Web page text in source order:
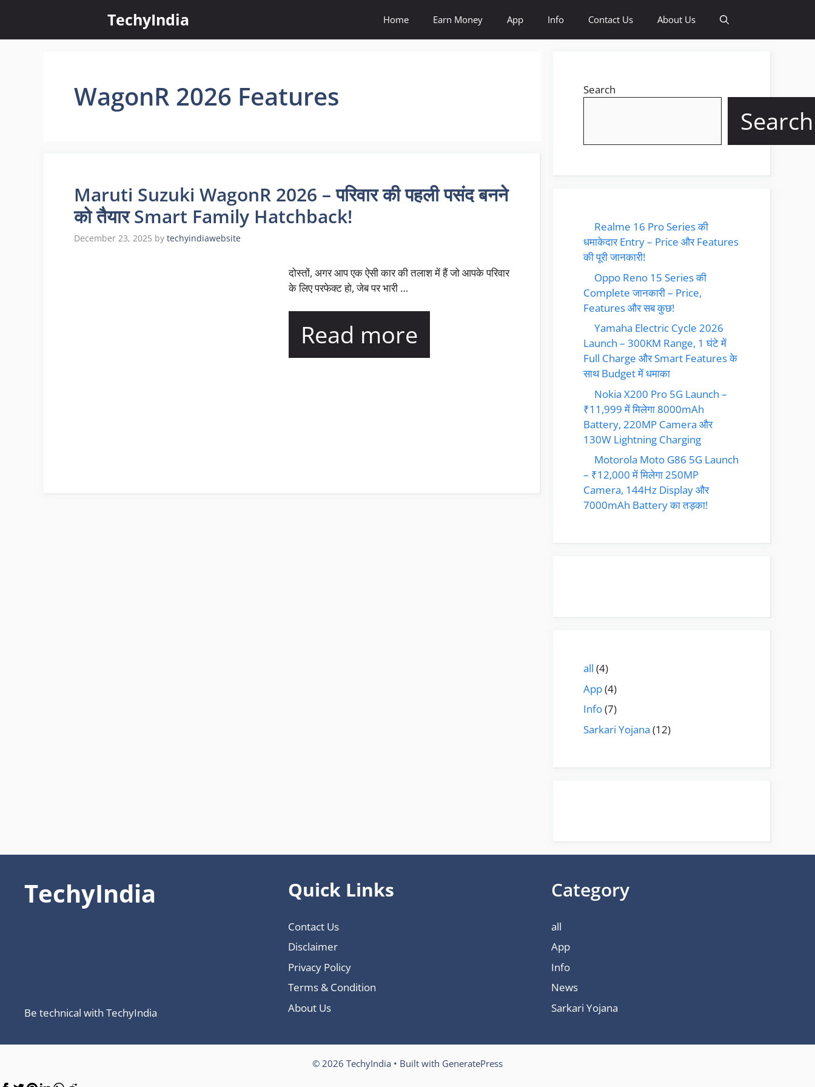
content
TechyIndia Home Earn Money App Info Contact Us About Us
WagonR 2026 Features
Maruti Suzuki WagonR 2026 – परिवार की पहली पसंद बनने
को तैयार Smart Family Hatchback!
December 23, 2025 by techyindiawebsite
दोस्तों, अगर आप एक ऐसी कार की तलाश में हैं जो आपके परिवार
के लिए परफेक्ट हो, जेब पर भारी …
Read more
Search
Search
Realme 16 Pro Series की
धमाकेदार Entry – Price और Features
की पूरी जानकारी!
Oppo Reno 15 Series की
Complete जानकारी – Price,
Features और सब कुछ!
Yamaha Electric Cycle 2026
Launch – 300KM Range, 1 घंटे में
Full Charge और Smart Features के
साथ Budget में धमाका
Nokia X200 Pro 5G Launch –
₹11,999 में मिलेगा 8000mAh
Battery, 220MP Camera और
130W Lightning Charging
Motorola Moto G86 5G Launch
– ₹12,000 में मिलेगा 250MP
Camera, 144Hz Display और
7000mAh Battery का तड़का!
all (4)
App(4)
Info(7)
Sarkari Yojana (12)
TechyIndia
Be technical with TechyIndia
Quick Links
Contact Us
Disclaimer
Privacy Policy
Terms & Condition
About Us
Category
all
App
Info
News
Sarkari Yojana
© 2026 TechyIndia • Built with GeneratePress